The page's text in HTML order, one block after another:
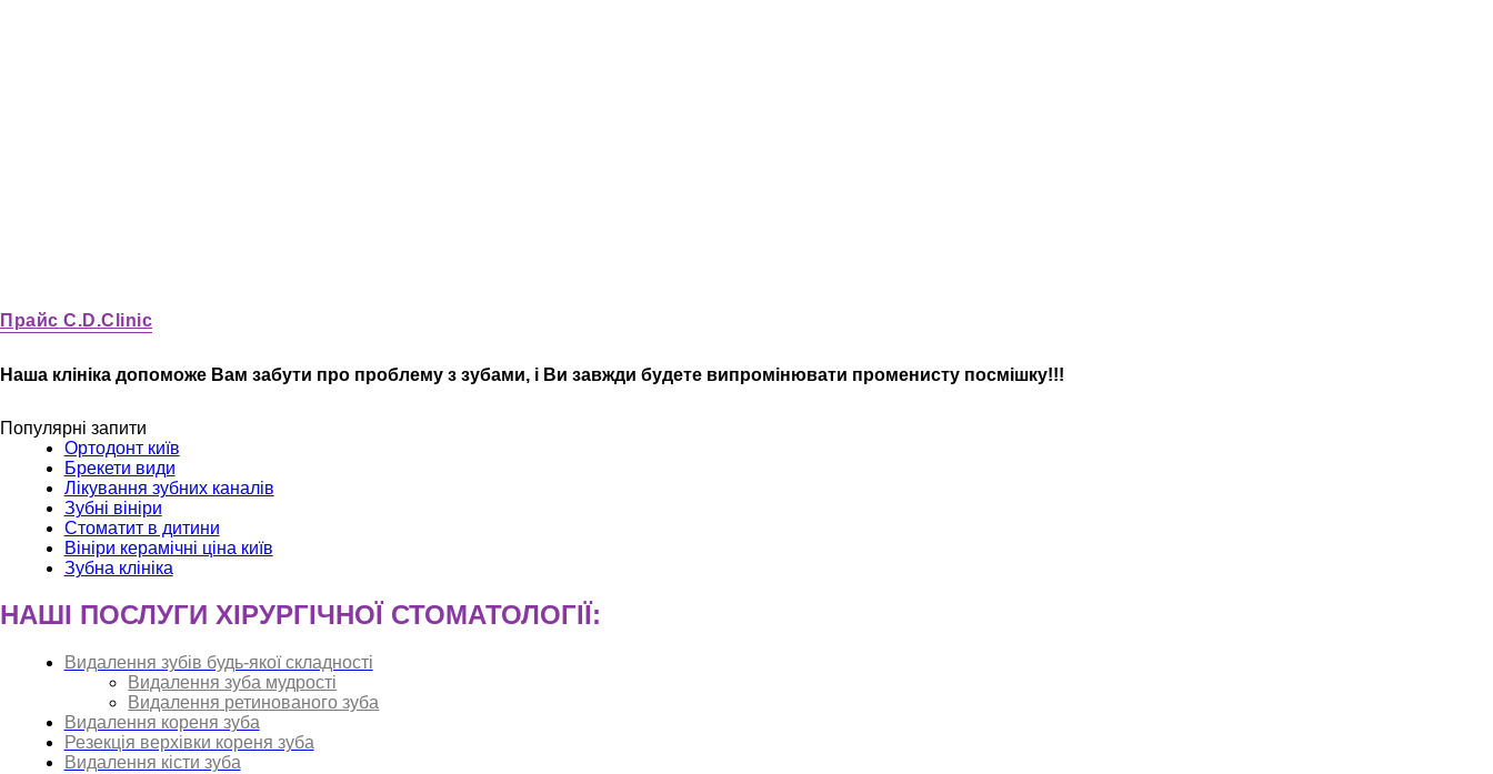
Прайс C.D.Clinic
Наша клініка допоможе Вам забути про проблему з зубами, і Ви завжди будете випромінювати променисту посмішку!!!
Популярні запити
Ортодонт київ
Брекети види
Лікування зубних каналів
Зубні вініри
Стоматит в дитини
Вініри керамічні ціна київ
Зубна клініка
НАШІ ПОСЛУГИ ХІРУРГІЧНОЇ СТОМАТОЛОГІЇ:
Видалення зубів будь-якої складності
Видалення зуба мудрості
Видалення ретинованого зуба
Видалення кореня зуба
Резекція верхівки кореня зуба
Видалення кісти зуба